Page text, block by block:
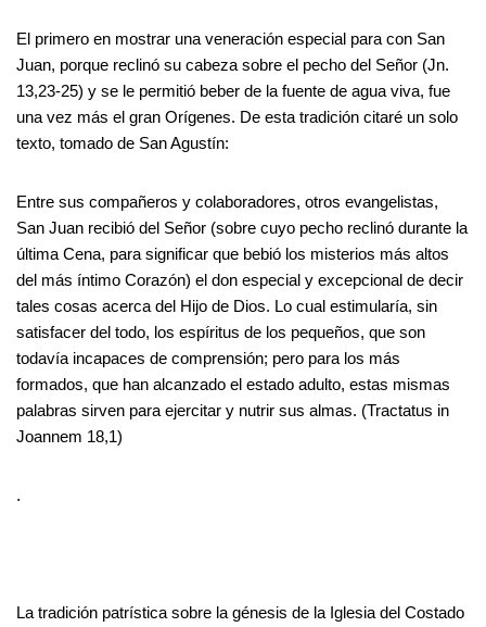
El primero en mostrar una veneración especial para con San
Juan, porque reclinó su cabeza sobre el pecho del Señor (Jn.
13,23-25) y se le permitió beber de la fuente de agua viva, fue
una vez más el gran Orígenes. De esta tradición citaré un solo
texto, tomado de San Agustín:
Entre sus compañeros y colaboradores, otros evangelistas,
San Juan recibió del Señor (sobre cuyo pecho reclinó durante la
última Cena, para significar que bebió los misterios más altos
del más íntimo Corazón) el don especial y excepcional de decir
tales cosas acerca del Hijo de Dios. Lo cual estimularía, sin
satisfacer del todo, los espíritus de los pequeños, que son
todavía incapaces de comprensión; pero para los más
formados, que han alcanzado el estado adulto, estas mismas
palabras sirven para ejercitar y nutrir sus almas. (Tractatus in
Joannem 18,1)
.
La tradición patrística sobre la génesis de la Iglesia del Costado